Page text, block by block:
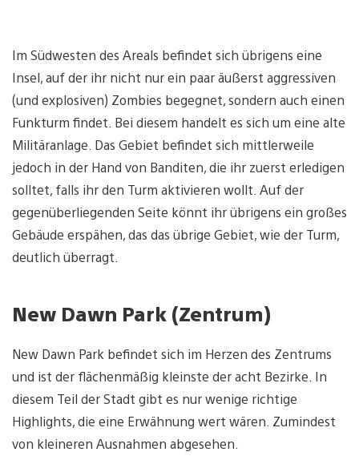
Im Südwesten des Areals befindet sich übrigens eine
Insel, auf der ihr nicht nur ein paar äußerst aggressiven
(und explosiven) Zombies begegnet, sondern auch einen
Funkturm findet. Bei diesem handelt es sich um eine alte
Militäranlage. Das Gebiet befindet sich mittlerweile
jedoch in der Hand von Banditen, die ihr zuerst erledigen
solltet, falls ihr den Turm aktivieren wollt. Auf der
gegenüberliegenden Seite könnt ihr übrigens ein großes
Gebäude erspähen, das das übrige Gebiet, wie der Turm,
deutlich überragt.
New Dawn Park (Zentrum)
New Dawn Park befindet sich im Herzen des Zentrums
und ist der flächenmäßig kleinste der acht Bezirke. In
diesem Teil der Stadt gibt es nur wenige richtige
Highlights, die eine Erwähnung wert wären. Zumindest
von kleineren Ausnahmen abgesehen.